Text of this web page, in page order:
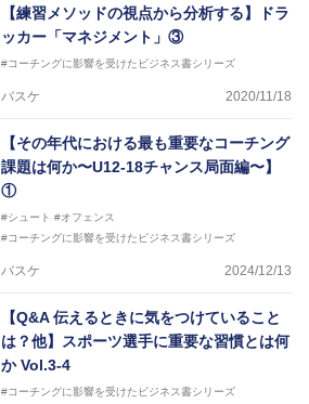
【練習メソッドの視点から分析する】ドラ
ッカー「マネジメント」③
#コーチングに影響を受けたビジネス書シリーズ
バスケ 2020/11/18
【その年代における最も重要なコーチング
課題は何か〜U12-18チャンス局面編〜】
①
#シュート #オフェンス
#コーチングに影響を受けたビジネス書シリーズ
バスケ 2024/12/13
【Q&A 伝えるときに気をつけていること
は？他】スポーツ選手に重要な習慣とは何
か Vol.3-4
#コーチングに影響を受けたビジネス書シリーズ